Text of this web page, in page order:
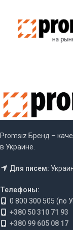
Promsiz Бренд –
в Украине.
Для писем:
Телефоны:
0 800 300 505 (по
+380 50 310 71 93
+380 99 605 08 17